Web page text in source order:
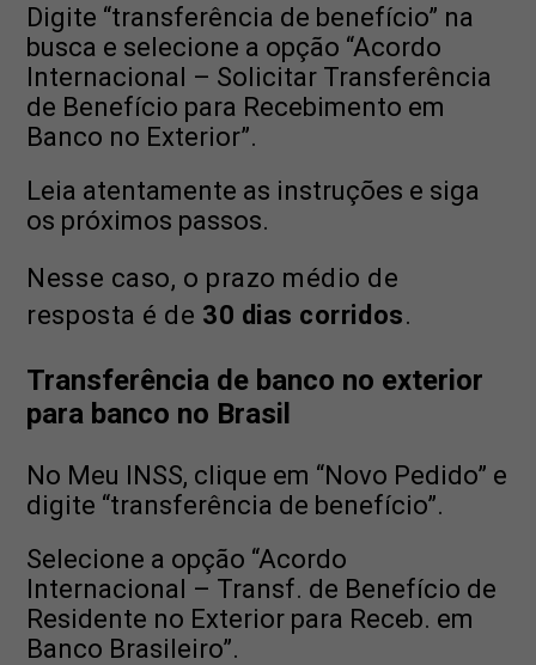
Digite “transferência de benefício” na
busca e selecione a opção “Acordo
Internacional – Solicitar Transferência
de Benefício para Recebimento em
Banco no Exterior”.
Leia atentamente as instruções e siga
os próximos passos.
Nesse caso, o prazo médio de
resposta é de 30 dias corridos.
Transferência de banco no exterior
para banco no Brasil
No Meu INSS, clique em “Novo Pedido” e
digite “transferência de benefício”.
Selecione a opção “Acordo
Internacional – Transf. de Benefício de
Residente no Exterior para Receb. em
Banco Brasileiro”.